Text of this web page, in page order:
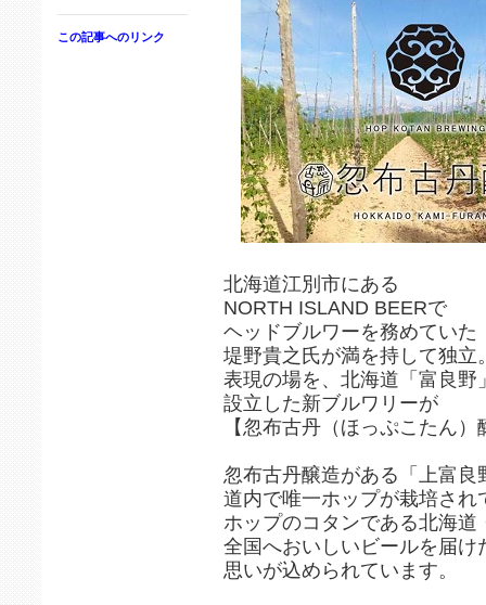
この記事へのリンク
北海道江別市にある
NORTH ISLAND BEERで
ヘッドブルワーを務めていた
堤野貴之氏が満を持して独立
表現の場を、北海道「富良野
設立した新ブルワリーが
【忽布古丹（ほっぷこたん
忽布古丹醸造がある「上富
道内で唯一ホップが栽培され
ホップのコタンである北海道
全国へおいしいビールを届け
思いが込められています。